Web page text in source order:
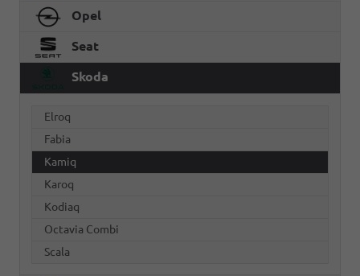
Opel
Seat
Skoda
Elroq
Fabia
Kamiq
Karoq
Kodiaq
Octavia Combi
Scala